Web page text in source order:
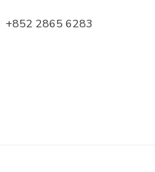
+852 2865 6283